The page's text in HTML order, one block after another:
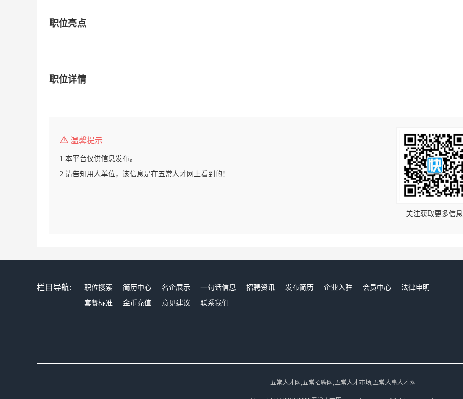
职位亮点
职位详情
温馨提示
1.本平台仅供信息发布。
2.请告知用人单位，该信息是在五常人才网上看到的！
关注获取更多信息
栏目导航: 职位搜索 简历中心 名企展示 一句话信息 招聘资讯 发布简历 企业入驻 会员中心
法律申明
套餐标准
金币充值 意见建议 联系我们
五常人才网,五常招聘网,五常人才市场,五常人事人才网